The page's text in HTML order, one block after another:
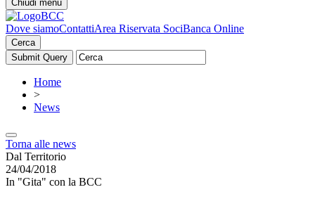
Chiudi menu
Dove siamoContattiArea Riservata SociBanca Online
Cerca
Home
>
News
Torna alle news
Dal Territorio
24/04/2018
In "Gita" con la BCC